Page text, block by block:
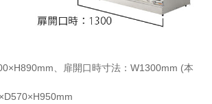
、扉開口時寸法：W1300mm (本